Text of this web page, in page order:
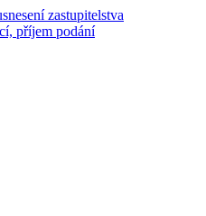
zastupitelstva
příjem podání